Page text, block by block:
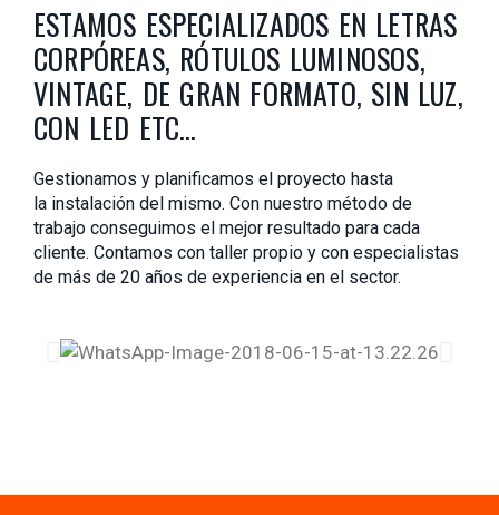
ESTAMOS ESPECIALIZADOS EN LETRAS
CORPÓREAS, RÓTULOS LUMINOSOS,
VINTAGE, DE GRAN FORMATO, SIN LUZ,
CON LED ETC…
Gestionamos y planificamos el proyecto hasta
la instalación del mismo. Con nuestro método de
trabajo conseguimos el mejor resultado para cada
cliente. Contamos con taller propio y con especialistas
de más de 20 años de experiencia en el sector.